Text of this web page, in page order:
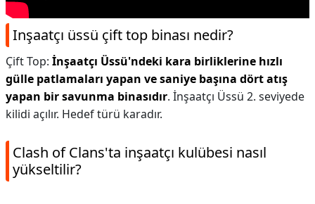
Inşaatçı üssü çift top binası nedir?
Çift Top: İnşaatçı Üssü'ndeki kara birliklerine hızlı
gülle patlamaları yapan ve saniye başına dört atış
yapan bir savunma binasıdır. İnşaatçı Üssü 2. seviyede
kilidi açılır. Hedef türü karadır.
Clash of Clans'ta inşaatçı kulübesi nasıl
yükseltilir?